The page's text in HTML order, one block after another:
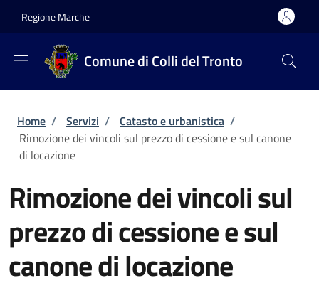
Regione Marche
Comune di Colli del Tronto
Briciole di pane
Home / Servizi / Catasto e urbanistica /
Rimozione dei vincoli sul prezzo di cessione e sul canone
di locazione
Rimozione dei vincoli sul
prezzo di cessione e sul
canone di locazione